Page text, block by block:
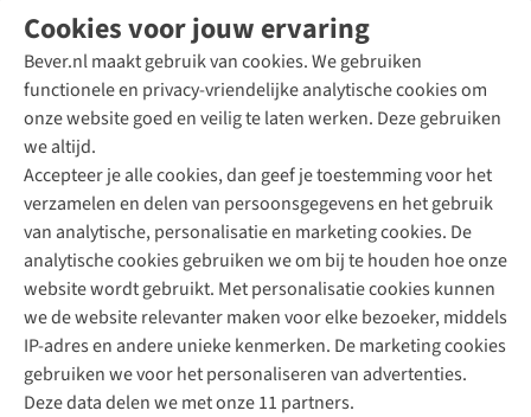
Cookies voor jouw ervaring
Bever.nl maakt gebruik van cookies. We gebruiken
functionele en privacy-vriendelijke analytische cookies om
onze website goed en veilig te laten werken. Deze gebruiken
we altijd.
Accepteer je alle cookies, dan geef je toestemming voor het
verzamelen en delen van persoonsgegevens en het gebruik
van analytische, personalisatie en marketing cookies. De
analytische cookies gebruiken we om bij te houden hoe onze
website wordt gebruikt. Met personalisatie cookies kunnen
we de website relevanter maken voor elke bezoeker, middels
IP-adres en andere unieke kenmerken. De marketing cookies
gebruiken we voor het personaliseren van advertenties.
Deze data delen we met onze 11 partners.
Direct advies van een Buitenexpert
+31 (0)85 888 50 88
+31 6 12 28 49 80
Contactformulier